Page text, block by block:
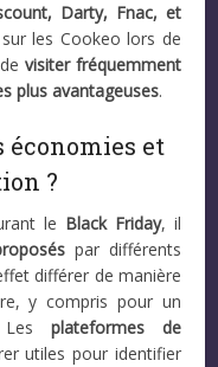
Darty, Fnac, et
les Cookeo lors de
devisiter fréquemment
plus avantageuses.
et
?
le Black Friday, il
par différents
différer de manière
y compris pour un
Les plateformes de
utiles pour identifier